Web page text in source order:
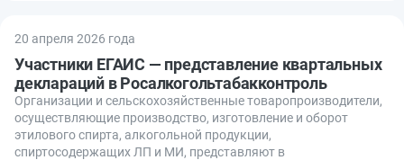
20 апреля 2026 года
Участники ЕГАИС — представление квартальных
деклараций в Росалкогольтабакконтроль
Организации и сельскохозяйственные товаропроизводители,
осуществляющие производство, изготовление и оборот
этилового спирта, алкогольной продукции,
спиртосодержащих ЛП и МИ, представляют в